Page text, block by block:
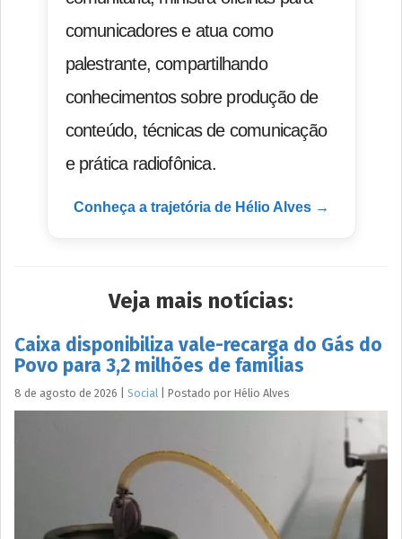
comunicadores e atua como
palestrante, compartilhando
conhecimentos sobre produção de
conteúdo, técnicas de comunicação
e prática radiofônica.
Conheça a trajetória de Hélio Alves →
Veja mais notícias:
Caixa disponibiliza vale-recarga do Gás do
Povo para 3,2 milhões de famílias
8 de agosto de 2026 Social Postado por Hélio Alves